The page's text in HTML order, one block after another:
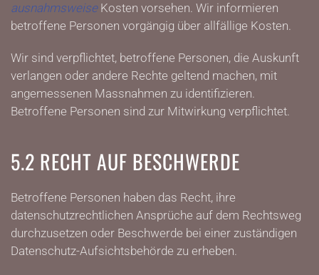
ausnahmsweiseKosten vorsehen. Wir informieren
betroffene Personen vorgängig über allfällige Kosten.
Wir sind verpflichtet, betroffene Personen, die Auskunft
verlangen oder andere Rechte geltend machen, mit
angemessenen Massnahmen zu identifizieren.
Betroffene Personen sind zur Mitwirkung verpflichtet.
5.2 RECHT AUF BESCHWERDE
Betroffene Personen haben das Recht, ihre
datenschutzrechtlichen Ansprüche auf dem Rechtsweg
durchzusetzen oder Beschwerde bei einer zuständigen
Datenschutz-Aufsichtsbehörde zu erheben.